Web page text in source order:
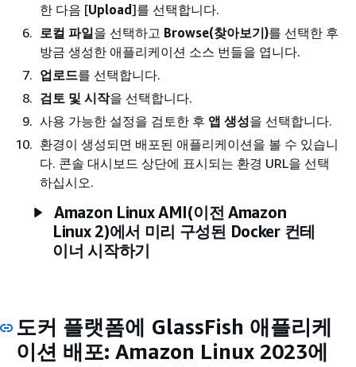
한 다음 [Upload]를 선택합니다.
로컬 파일을 선택하고 Browse(찾아보기)를 선택한 후
방금 생성한 애플리케이션 소스 번들을 엽니다.
업로드를 선택합니다.
검토 및 시작을 선택합니다.
사용 가능한 설정을 검토한 후 앱 생성을 선택합니다.
환경이 생성되면 배포된 애플리케이션을 볼 수 있습니
다. 콘솔 대시보드 상단에 표시되는 환경 URL을 선택
하십시오.
Amazon Linux AMI(이전 Amazon
Linux 2)에서 미리 구성된 Docker 컨테
이너 시작하기
도커 플랫폼에 GlassFish 애플리케
이션 배포: Amazon Linux 2023에